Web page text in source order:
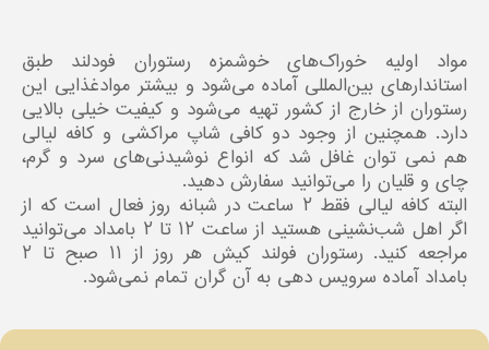
مواد اولیه خوراک‌های خوشمزه رستوران فودلند طبق
استاندارهای بین‌المللی آماده می‌شود و بیشتر موادغذایی این
رستوران از خارج از کشور تهیه می‌شود و کیفیت خیلی بالایی
دارد. همچنین از وجود دو کافی شاپ مراکشی و کافه لیالی
هم نمی توان غافل شد که انواع نوشیدنی‌های سرد و گرم،
چای و قلیان را می‌توانید سفارش دهید.
البته کافه لیالی فقط ۲ ساعت در شبانه روز فعال است که از
اگر اهل شب‌نشینی هستید از ساعت ۱۲ تا ۲ بامداد می‌توانید
مراجعه کنید. رستوران فولند کیش هر روز از ۱۱ صبح تا ۲
بامداد آماده سرویس دهی به آن گران تمام نمی‌شود.